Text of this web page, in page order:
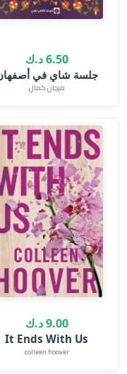
6.50 د.ك
جلسة شاي في
مرجان كمال
9.00 د.ك
It Ends With Us
colleen hoover